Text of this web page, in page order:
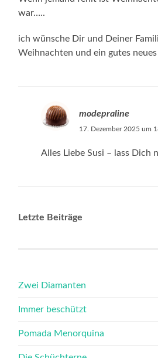
war…..
ich wünsche Dir und Deiner
Weihnachten und ein gutes neues
modepraline
17. Dezember 2025 um
Alles Liebe Susi – lass Dich
Letzte Beiträge
Zwei Diamanten
Immer beschützt
Pomada Menorquina